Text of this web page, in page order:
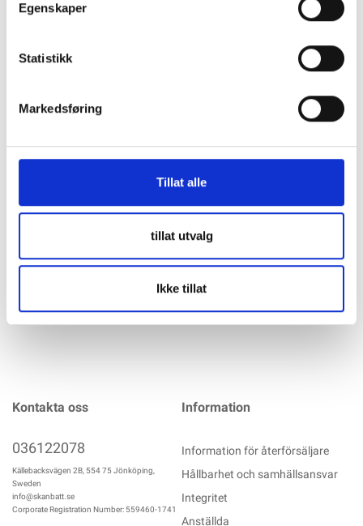
Egenskaper
Statistikk
Markedsføring
Tillat alle
tillat utvalg
Ikke tillat
Beskrivning
VMF / WILCO Startbatteri HARD RUBBER 6V 98AH 425CCA
252x177x220mm Poler står diagonalt Standard DIN poler
Kontakta oss
036122078
Källebacksvägen 2B, 554 75 Jönköping,
Sweden
info@skanbatt.se
Corporate Registration Number: 559460-1741
Information
Information för återförsäljare
Hållbarhet och samhällsansvar
Integritet
Anställda